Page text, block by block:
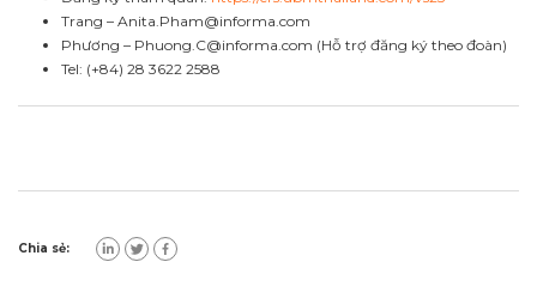
Trang – Anita.Pham@informa.com
Phương – Phuong.C@informa.com (Hỗ trợ đăng ký theo đoàn)
Tel: (+84) 28 3622 2588
Chia sẻ: